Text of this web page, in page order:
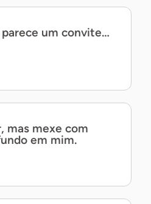
parece um convite…
mas mexe com
em mim.